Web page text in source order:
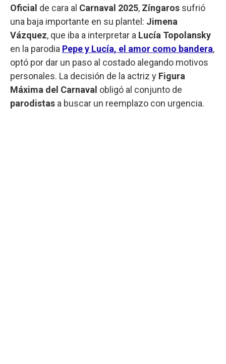
Oficial de cara al Carnaval 2025, Zíngaros sufrió
una baja importante en su plantel: Jimena
Vázquez, que iba a interpretar a Lucía Topolansky
en la parodia Pepe y Lucía, el amor como bandera,
optó por dar un paso al costado alegando motivos
personales. La decisión de la actriz y Figura
Máxima del Carnaval obligó al conjunto de
parodistas a buscar un reemplazo con urgencia.